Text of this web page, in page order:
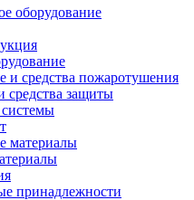
оборудование
и средства пожаротушения
средства защиты
материалы
принадлежности